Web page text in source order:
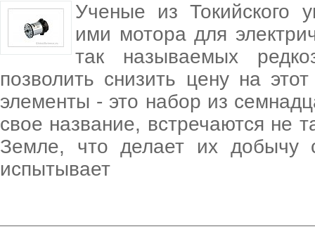
Ученые из Токийского
ими мотора для
так называемых
позволить снизить цену на
элементы - это набор из
свое название, встречаются не
Земле, что делает их добычу
испытывает